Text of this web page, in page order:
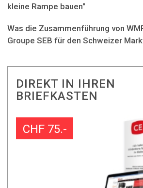
kleine Rampe bauen"
Was die Zusammenführung von
Groupe SEB für den Schweizer
DIREKT IN IHREN
BRIEFKASTEN
CHF 75.-